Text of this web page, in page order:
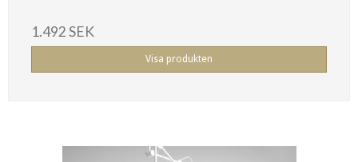
1.492 SEK
Visa produkten